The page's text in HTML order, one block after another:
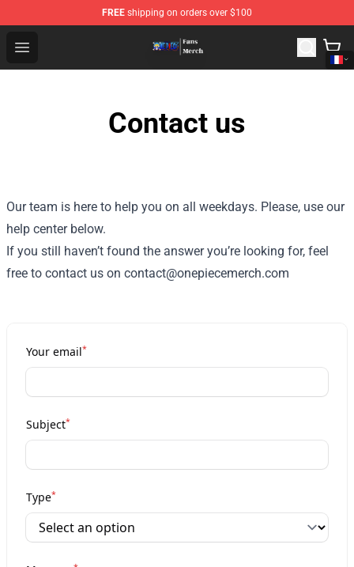
FREE shipping on orders over $100
Open menu
One Piece Store - Official One Piece Merchandise Shop
Contact us
Our team is here to help you on all weekdays. Please, use our
help center below.
If you still haven’t found the answer you’re looking for, feel
free to contact us on contact@onepiecemerch.com